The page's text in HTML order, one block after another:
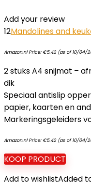
Add your review
12Mandolines and
Amazon.nl Price: €5.42(as of 10/04/
2 stuks A4 snijmat –
dik
Speciaal antislip
papier, kaarten en
Markeringsgeleiders
Amazon.nl Price: €5.42(as of 10/04/
KOOP PRODUCT
Add to wishlistAdded